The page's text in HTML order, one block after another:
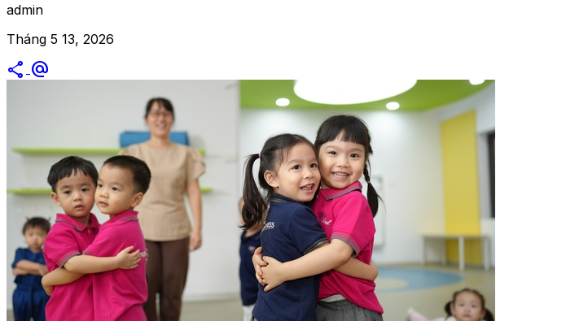
admin
Tháng 5 13, 2026
share alternate_email